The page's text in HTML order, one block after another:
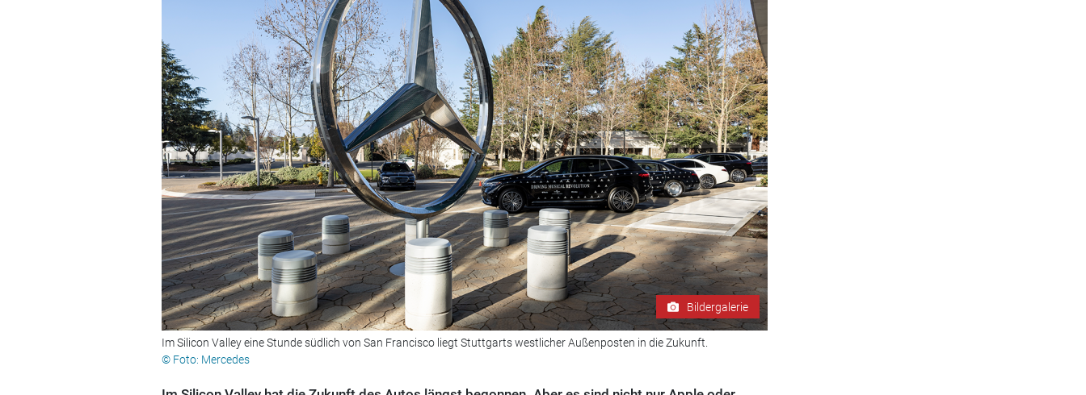
Bildergalerie
Im Silicon Valley eine Stunde südlich von San Francisco liegt Stuttgarts westlicher Außenposten in die Zukunft.
© Foto: Mercedes